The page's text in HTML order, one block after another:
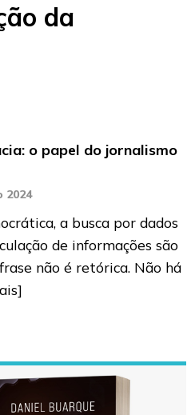
da
o papel do jornalismo
2024
a busca por dados
de informações são
não é retórica. Não há